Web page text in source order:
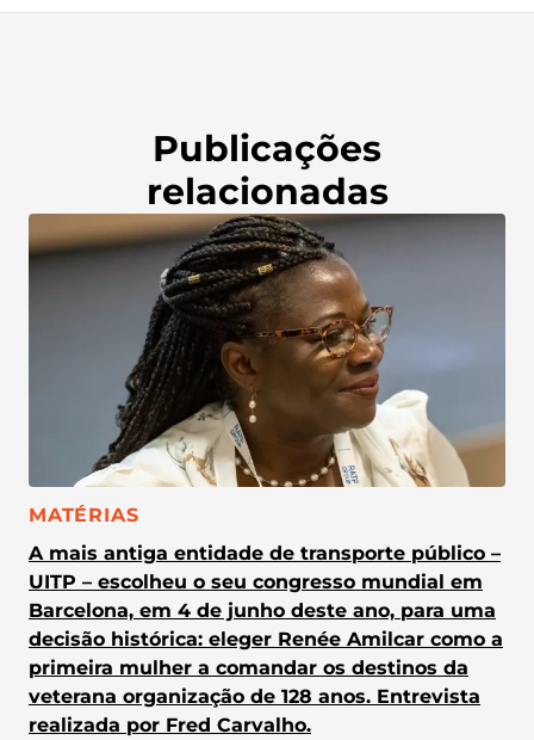
Publicações
relacionadas
CATEGORIA:
MATÉRIAS
A mais antiga entidade de transporte público –
UITP – escolheu o seu congresso mundial em
Barcelona, em 4 de junho deste ano, para uma
decisão histórica: eleger Renée Amilcar como a
primeira mulher a comandar os destinos da
veterana organização de 128 anos. Entrevista
realizada por Fred Carvalho.